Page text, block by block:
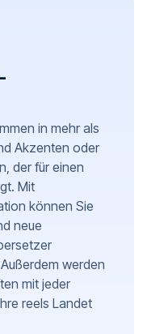
in mehr als
Akzenten oder
der für einen
Mit
können Sie
neue
werden
mit jeder
reels Landet